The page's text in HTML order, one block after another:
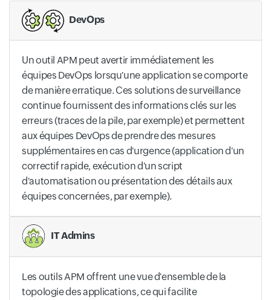
DevOps
Un outil APM peut avertir immédiatement les
équipes DevOps lorsqu'une application se comporte
de manière erratique. Ces solutions de surveillance
continue fournissent des informations clés sur les
erreurs (traces de la pile, par exemple) et permettent
aux équipes DevOps de prendre des mesures
supplémentaires en cas d'urgence (application d'un
correctif rapide, exécution d'un script
d'automatisation ou présentation des détails aux
équipes concernées, par exemple).
IT Admins
Les outils APM offrent une vue d'ensemble de la
topologie des applications, ce qui facilite